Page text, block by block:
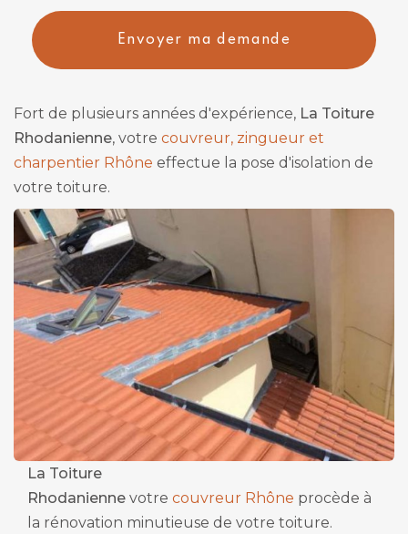
Acceptation
RGPD
Envoyer ma demande
Fort de plusieurs années d'expérience, La Toiture
Rhodanienne, votre couvreur, zingueur et
charpentier Rhône effectue la pose d'isolation de
votre toiture.
La Toiture
Rhodanienne votre couvreur Rhône procède à
la rénovation minutieuse de votre toiture.